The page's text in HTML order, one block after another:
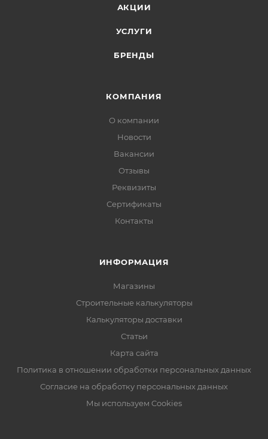
АКЦИИ
УСЛУГИ
БРЕНДЫ
КОМПАНИЯ
О компании
Новости
Вакансии
Отзывы
Реквизиты
Сертификаты
Контакты
ИНФОРМАЦИЯ
Магазины
Строительные калькуляторы
Калькуляторы доставки
Статьи
Карта сайта
Политика в отношении обработки персональных данных
Согласие на обработку персональных данных
Мы используем Cookies